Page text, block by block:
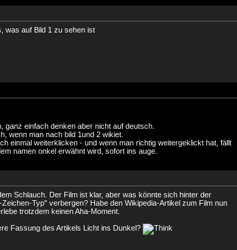
was auf Bild 1 zu sehen ist
ganz einfach denken aber nicht auf deutsch.
wenn man nach bild 1und 2 wikiet.
einmal weiterklicken - und wenn man richtig weitergeklickt hat, fällt
namen onkel erwähnt wird, sofort ins auge.
Schlauch. Der Film ist klar, aber was könnte sich hinter der
Typ" verbergen? Habe den Wikipedia-Artikel zum Film nun
trotzdem keinen Aha-Moment.
Fassung des Artikels Licht ins Dunkel?